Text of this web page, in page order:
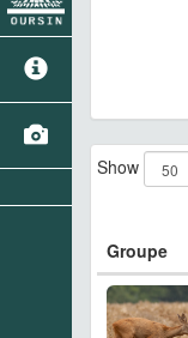
Show
Groupe